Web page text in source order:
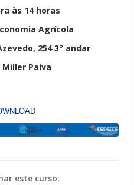
às 14 horas
Agrícola
254 3° andar
Miller Paiva
este curso: